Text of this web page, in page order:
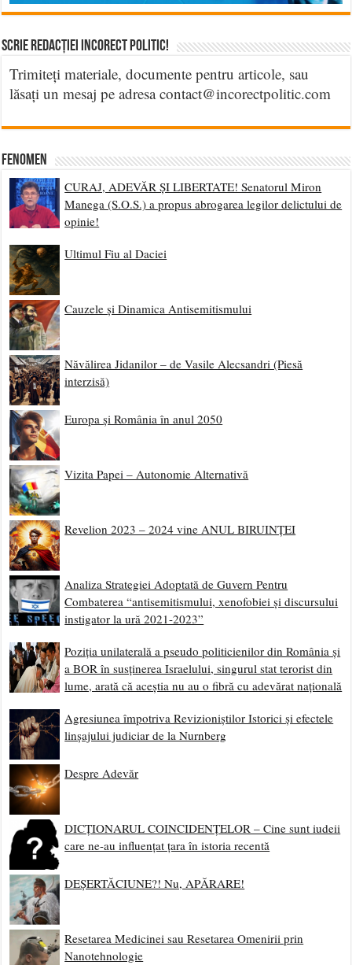
Scrie Redacției Incorect Politic!
Trimiteți materiale, documente pentru articole, sau
lăsați un mesaj pe adresa contact@incorectpolitic.com
Fenomen
CURAJ, ADEVĂR ȘI LIBERTATE! Senatorul Miron
Manega (S.O.S.) a propus abrogarea legilor delictului de
opinie!
Ultimul Fiu al Daciei
Cauzele și Dinamica Antisemitismului
Năvălirea Jidanilor – de Vasile Alecsandri (Piesă
interzisă)
Europa și România în anul 2050
Vizita Papei – Autonomie Alternativă
Revelion 2023 – 2024 vine ANUL BIRUINȚEI
Analiza Strategiei Adoptată de Guvern Pentru
Combaterea “antisemitismului, xenofobiei și discursului
instigator la ură 2021-2023”
Poziția unilaterală a pseudo politicienilor din România și
a BOR în susținerea Israelului, singurul stat terorist din
lume, arată că aceștia nu au o fibră cu adevărat națională
Agresiunea împotriva Revizioniștilor Istorici și efectele
linșajului judiciar de la Nurnberg
Despre Adevăr
DICȚIONARUL COINCIDENȚELOR – Cine sunt iudeii
care ne-au influențat țara în istoria recentă
DEȘERTĂCIUNE?! Nu, APĂRARE!
Resetarea Medicinei sau Resetarea Omenirii prin
Nanotehnologie